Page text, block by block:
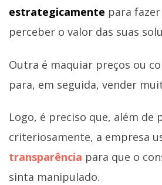
estrategicamente para
perceber o valor das suas
Outra é maquiar preços ou
para, em seguida, vender
Logo, é preciso que, além de
criteriosamente, a empresa
transparência para que o
sinta manipulado.